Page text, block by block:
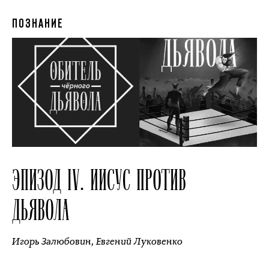
ПОЗНАНИЕ
ЭПИЗОД IV. ИИСУС ПРОТИВ
ДЬЯВОЛА
Игорь Залюбовин,Евгений Луковенко